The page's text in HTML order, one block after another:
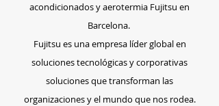
acondicionados y aerotermia Fujitsu en
Barcelona.
Fujitsu es una empresa líder global en
soluciones tecnológicas y corporativas
soluciones que transforman las
organizaciones y el mundo que nos rodea.